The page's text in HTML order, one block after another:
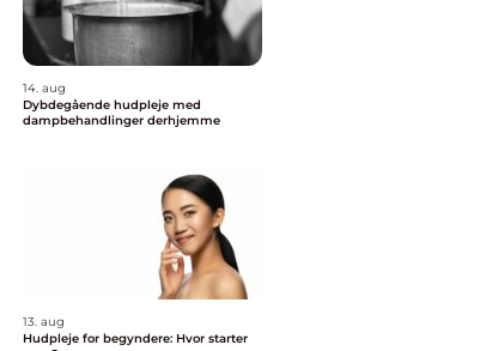
14. aug
Dybdegående hudpleje med
dampbehandlinger derhjemme
13. aug
Hudpleje for begyndere: Hvor starter